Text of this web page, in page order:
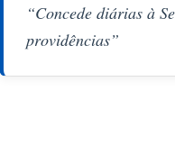
“Concede diárias à
providências”